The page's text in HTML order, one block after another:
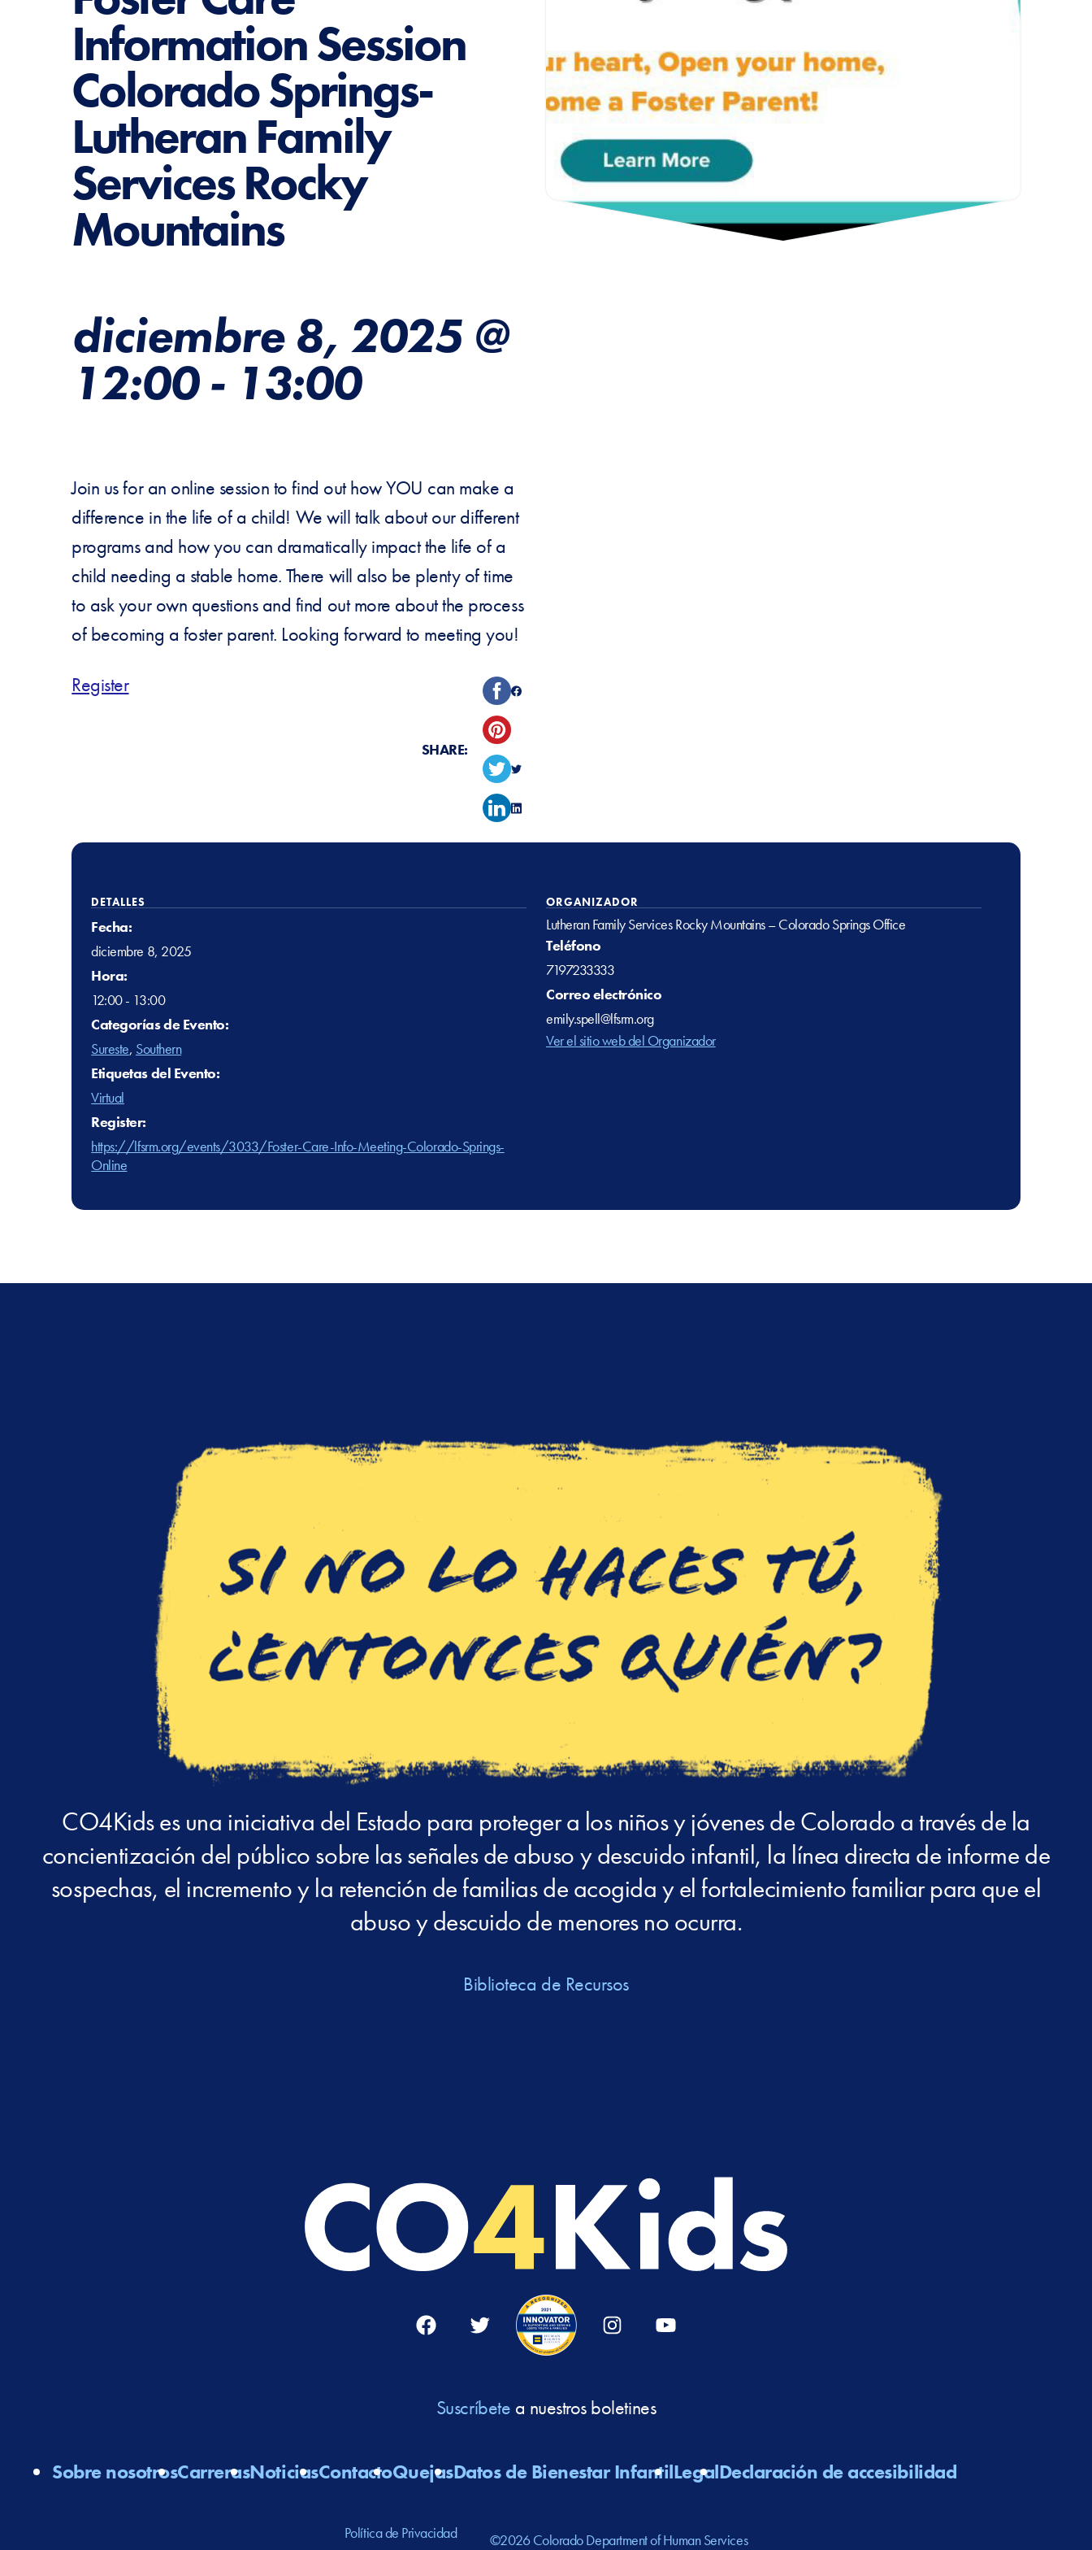
Information Session
Colorado Springs-
Lutheran Family
Services Rocky
Mountains
diciembre 8, 2025 @
12:00- 13:00
Join us for an online session to find out how YOU can make a
difference in the life of a child! We will talk about our different
programs and how you can dramatically impact the life of a
child needing a stable home. There will also be plenty of time
to ask your own questions and find out more about the process
of becoming a foster parent. Looking forward to meeting you!
Register
SHARE:
DETALLES
Fecha:
diciembre 8, 2025
Hora:
12:00 - 13:00
Categorías de Evento:
Sureste, Southern
Etiquetas del Evento:
Virtual
Register:
https://lfsrm.org/events/3033/Foster-Care-Info-Meeting-Colorado-Springs-
Online
ORGANIZADOR
Lutheran Family Services Rocky Mountains – Colorado Springs Office
Teléfono
7197233333
Correo electrónico
emily.spell@lfsrm.org
Ver el sitio web del Organizador
CO4Kids es una iniciativa del Estado para proteger a los niños y jóvenes de Colorado a través de la
concientización del público sobre las señales de abuso y descuido infantil, la línea directa de informe de
sospechas, el incremento y la retención de familias de acogida y el fortalecimiento familiar para que el
abuso y descuido de menores no ocurra.
Biblioteca de Recursos
Suscríbete a nuestros boletines
Sobre nosotrosCarrerasNoticiasContactoQuejasDatos de Bienestar InfantilLegalDeclaración de accesibilidad
Política de Privacidad ©2026 Colorado Department of Human Services